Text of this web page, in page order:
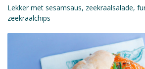
Lekker met sesamsaus, zeekraalsalade,
zeekraalchips